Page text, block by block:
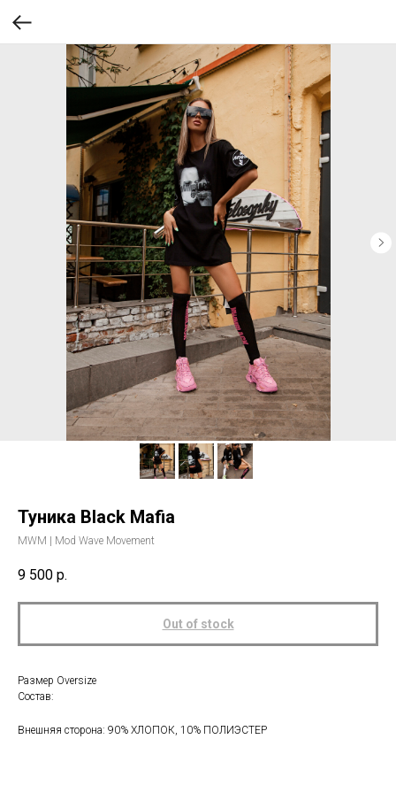
Туника Black Mafia
MWM | Mod Wave Movement
9 500 р.
Out of stock
Размер Oversize
Состав:
Внешняя сторона: 90% ХЛОПОК, 10% ПОЛИЭСТЕР